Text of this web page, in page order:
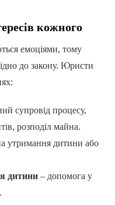
кожного
емоціями, тому
до закону. Юристи
супровід процесу,
розподіл майна.
утримання дитини або
дитини– допомога у